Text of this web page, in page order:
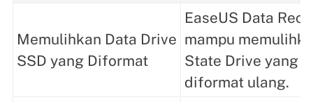
Memulihkan Data Drive
SSD yang Diformat
EaseUS Data
mampu
State Drive yang
diformat ulang.